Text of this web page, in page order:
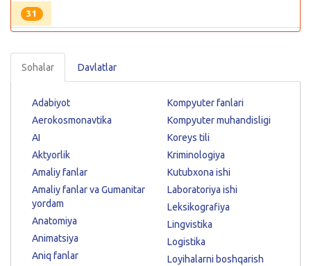
31
Sohalar Davlatlar
Adabiyot
Aerokosmonavtika
AI
Aktyorlik
Amaliy fanlar
Amaliy fanlar va Gumanitar
yordam
Anatomiya
Animatsiya
Aniq fanlar
Kompyuter fanlari
Kompyuter muhandisligi
Koreys tili
Kriminologiya
Kutubxona ishi
Laboratoriya ishi
Leksikografiya
Lingvistika
Logistika
Loyihalarni boshqarish